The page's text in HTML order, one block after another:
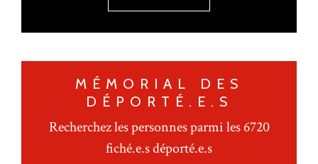
MÉMORIAL DES
DÉPORTÉ.E.S
Recherchez les personnes parmi les 6720
fiché.e.s déporté.e.s